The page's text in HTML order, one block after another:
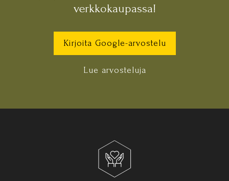
verkkokaupassa!
Kirjoita Google-arvostelu
Lue arvosteluja